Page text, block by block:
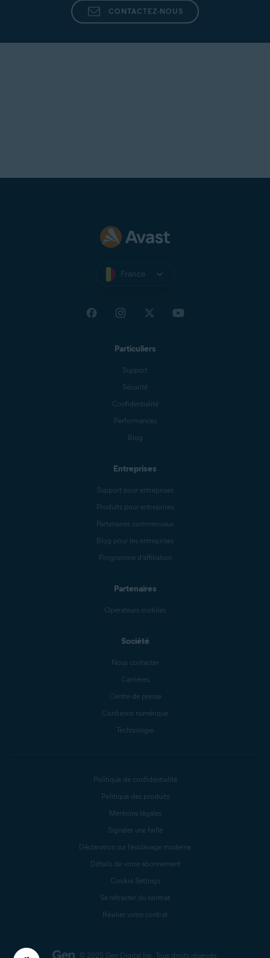
CONTACTEZ-NOUS
France
Particuliers
Support
Sécurité
Confidentialité
Performances
Blog
Entreprises
Support pour entreprises
Produits pour entreprises
Partenaires commerciaux
Blog pour les entreprises
Programme d’affiliation
Partenaires
Opérateurs mobiles
Société
Nous contacter
Carrières
Centre de presse
Confiance numérique
Technologie
© 2025 Gen Digital Inc. Tous droits réservés.
Politique de confidentialité
Politique des produits
Mentions légales
Signaler une faille
Déclaration sur l’esclavage moderne
Détails de votre abonnement
Cookie Settings
Se rétracter du contrat
Résilier votre contrat